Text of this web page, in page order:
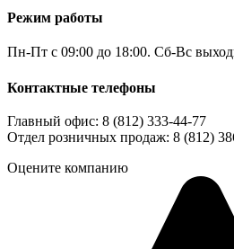
Режим работы
Пн-Пт с 09:00 до 18:00. Сб-Вс
Контактные телефоны
Главный офис: 8 (812) 333-44-77
Отдел розничных продаж: 8 (812)
Оцените компанию